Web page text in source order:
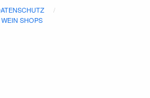
WEIN SHOPS